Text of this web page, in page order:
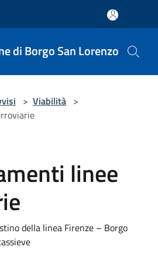
di Borgo San Lorenzo
> Viabilità >
linee
della linea Firenze – Borgo